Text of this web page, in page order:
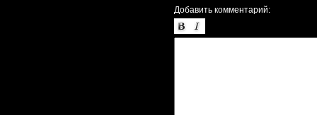
Добавить комментарий: